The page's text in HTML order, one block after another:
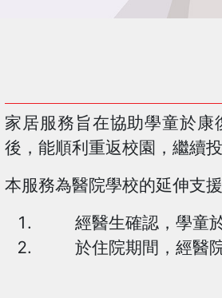
家居服務旨在協助學童於
後，能順利重返校園，繼續
本服務為醫院學校的延伸支
經醫生確認，學童
於住院期間，經醫